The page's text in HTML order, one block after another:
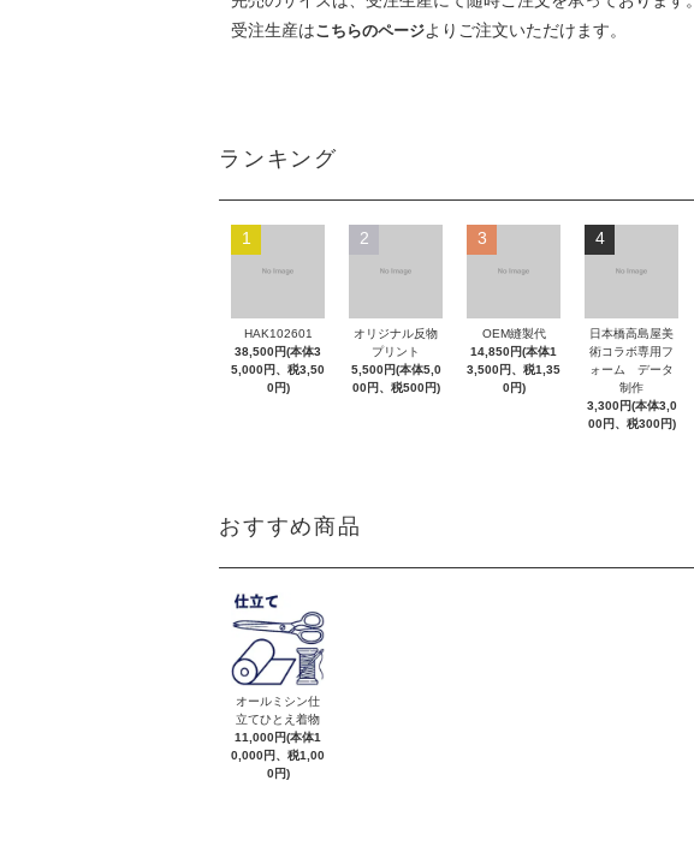
受注生産はこちらのページよりご注文いただけます。
ランキング
1
HAK102601
38,500円(本体3
5,000円、税3,50
0円)
2
オリジナル反物
プリント
5,500円(本体5,0
00円、税500円)
3
OEM縫製代
14,850円(本体1
3,500円、税1,35
0円)
4
日本橋高島屋美
術コラボ専用フ
ォーム データ
制作
3,300円(本体3,0
00円、税300円)
おすすめ商品
オールミシン仕
立てひとえ着物
11,000円(本体1
0,000円、税1,00
0円)